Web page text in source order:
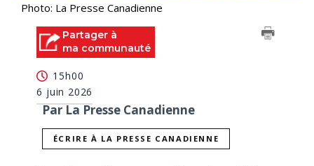
Photo: La Presse Canadienne
Partager à
ma communauté
15h00
6 juin 2026
Par La Presse Canadienne
ÉCRIRE À LA PRESSE CANADIENNE